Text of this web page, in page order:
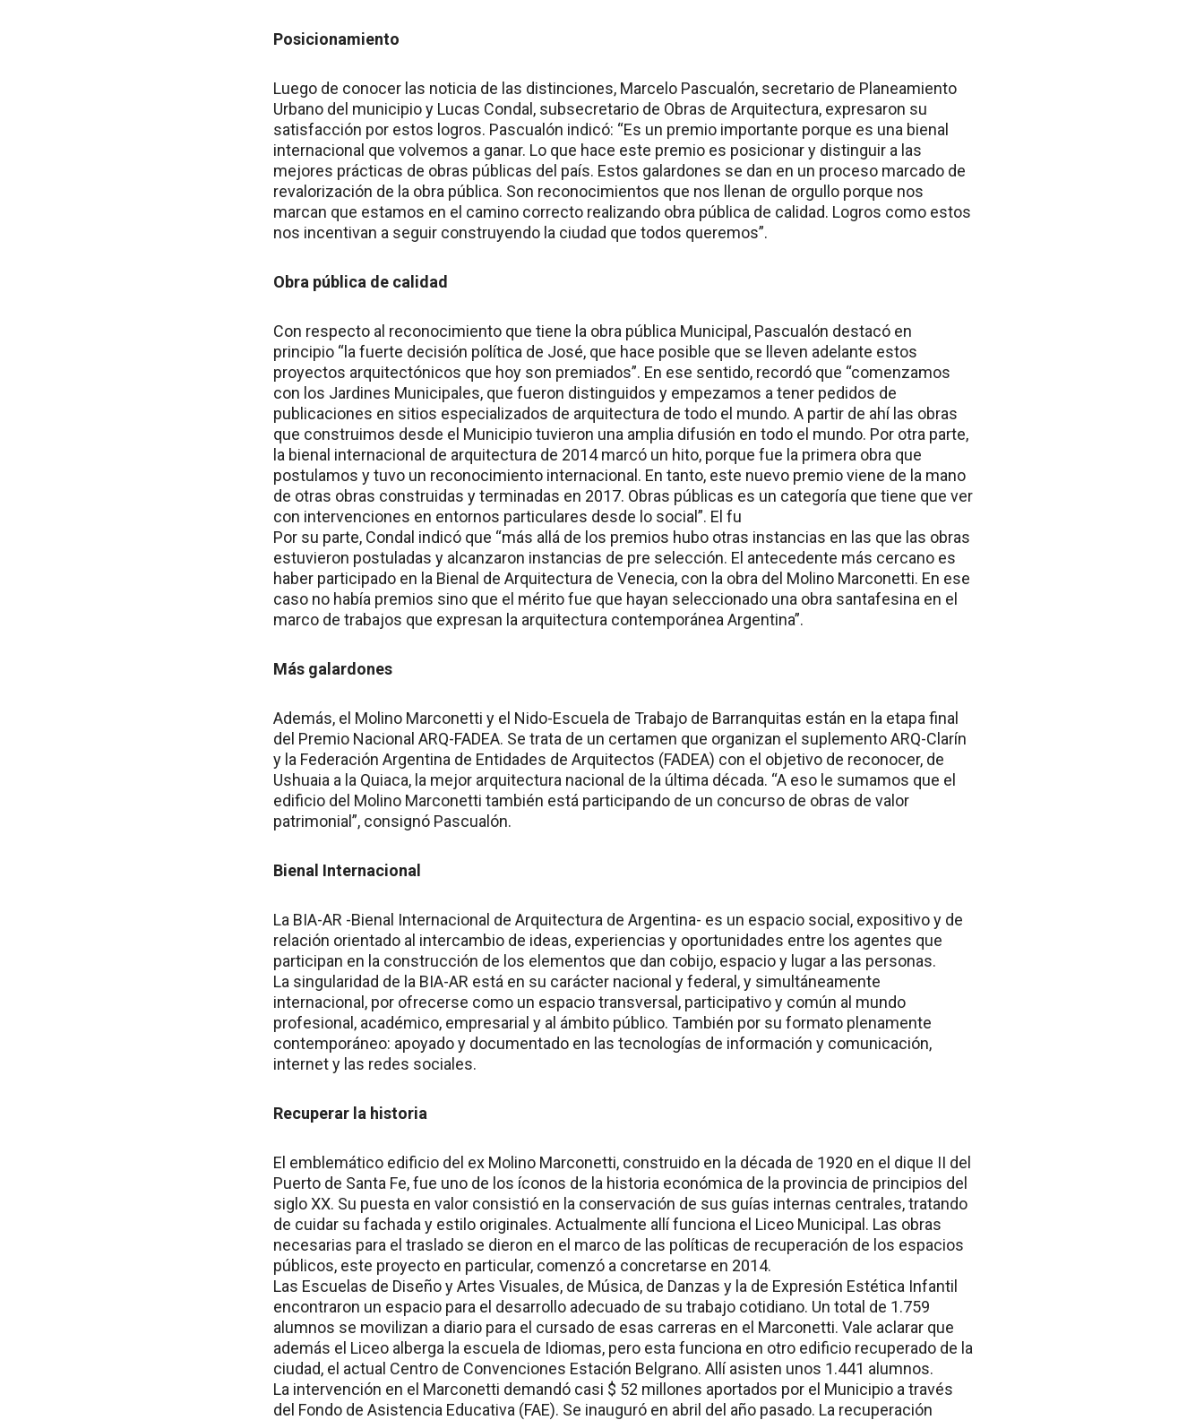
Posicionamiento
Luego de conocer las noticia de las distinciones, Marcelo Pascualón, secretario de Planeamiento
Urbano del municipio y Lucas Condal, subsecretario de Obras de Arquitectura, expresaron su
satisfacción por estos logros. Pascualón indicó: “Es un premio importante porque es una bienal
internacional que volvemos a ganar. Lo que hace este premio es posicionar y distinguir a las
mejores prácticas de obras públicas del país. Estos galardones se dan en un proceso marcado de
revalorización de la obra pública. Son reconocimientos que nos llenan de orgullo porque nos
marcan que estamos en el camino correcto realizando obra pública de calidad. Logros como estos
nos incentivan a seguir construyendo la ciudad que todos queremos”.
Obra pública de calidad
Con respecto al reconocimiento que tiene la obra pública Municipal, Pascualón destacó en
principio “la fuerte decisión política de José, que hace posible que se lleven adelante estos
proyectos arquitectónicos que hoy son premiados”. En ese sentido, recordó que “comenzamos
con los Jardines Municipales, que fueron distinguidos y empezamos a tener pedidos de
publicaciones en sitios especializados de arquitectura de todo el mundo. A partir de ahí las obras
que construimos desde el Municipio tuvieron una amplia difusión en todo el mundo. Por otra parte,
la bienal internacional de arquitectura de 2014 marcó un hito, porque fue la primera obra que
postulamos y tuvo un reconocimiento internacional. En tanto, este nuevo premio viene de la mano
de otras obras construidas y terminadas en 2017. Obras públicas es un categoría que tiene que ver
con intervenciones en entornos particulares desde lo social”. El fu
Por su parte, Condal indicó que “más allá de los premios hubo otras instancias en las que las obras
estuvieron postuladas y alcanzaron instancias de pre selección. El antecedente más cercano es
haber participado en la Bienal de Arquitectura de Venecia, con la obra del Molino Marconetti. En ese
caso no había premios sino que el mérito fue que hayan seleccionado una obra santafesina en el
marco de trabajos que expresan la arquitectura contemporánea Argentina”.
Más galardones
Además, el Molino Marconetti y el Nido-Escuela de Trabajo de Barranquitas están en la etapa final
del Premio Nacional ARQ-FADEA. Se trata de un certamen que organizan el suplemento ARQ-Clarín
y la Federación Argentina de Entidades de Arquitectos (FADEA) con el objetivo de reconocer, de
Ushuaia a la Quiaca, la mejor arquitectura nacional de la última década. “A eso le sumamos que el
edificio del Molino Marconetti también está participando de un concurso de obras de valor
patrimonial”, consignó Pascualón.
Bienal Internacional
La BIA-AR -Bienal Internacional de Arquitectura de Argentina- es un espacio social, expositivo y de
relación orientado al intercambio de ideas, experiencias y oportunidades entre los agentes que
participan en la construcción de los elementos que dan cobijo, espacio y lugar a las personas.
La singularidad de la BIA-AR está en su carácter nacional y federal, y simultáneamente
internacional, por ofrecerse como un espacio transversal, participativo y común al mundo
profesional, académico, empresarial y al ámbito público. También por su formato plenamente
contemporáneo: apoyado y documentado en las tecnologías de información y comunicación,
internet y las redes sociales.
Recuperar la historia
El emblemático edificio del ex Molino Marconetti, construido en la década de 1920 en el dique II del
Puerto de Santa Fe, fue uno de los íconos de la historia económica de la provincia de principios del
siglo XX. Su puesta en valor consistió en la conservación de sus guías internas centrales, tratando
de cuidar su fachada y estilo originales. Actualmente allí funciona el Liceo Municipal. Las obras
necesarias para el traslado se dieron en el marco de las políticas de recuperación de los espacios
públicos, este proyecto en particular, comenzó a concretarse en 2014.
Las Escuelas de Diseño y Artes Visuales, de Música, de Danzas y la de Expresión Estética Infantil
encontraron un espacio para el desarrollo adecuado de su trabajo cotidiano. Un total de 1.759
alumnos se movilizan a diario para el cursado de esas carreras en el Marconetti. Vale aclarar que
además el Liceo alberga la escuela de Idiomas, pero esta funciona en otro edificio recuperado de la
ciudad, el actual Centro de Convenciones Estación Belgrano. Allí asisten unos 1.441 alumnos.
La intervención en el Marconetti demandó casi $ 52 millones aportados por el Municipio a través
del Fondo de Asistencia Educativa (FAE). Se inauguró en abril del año pasado. La recuperación